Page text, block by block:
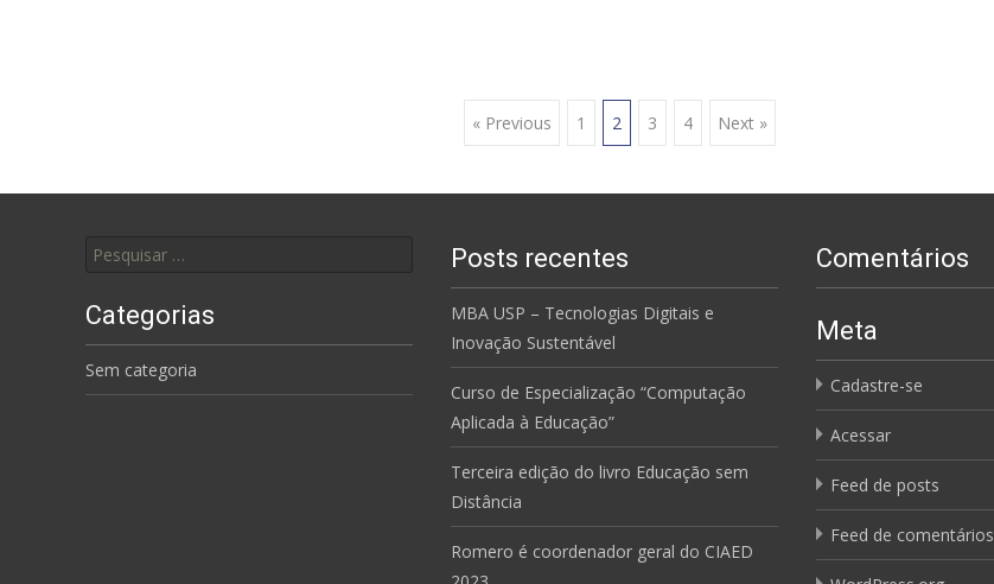
navigation
« Previous 1 2 3 4 Next »
por:
Posts recentes
MBA USP – Tecnologias Digitais e
Inovação Sustentável
Curso de Especialização “Computação
Aplicada à Educação”
Terceira edição do livro Educação sem
Distância
Romero é coordenador geral do CIAED
Comentários
Categorias
Sem categoria
Meta
Cadastre-se
Acessar
Feed de posts
Feed de comentários